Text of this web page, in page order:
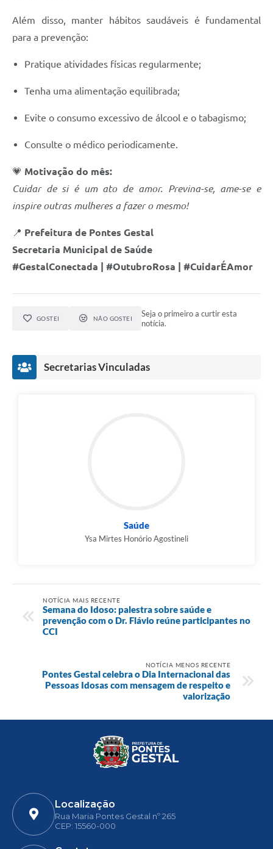
Além disso, manter hábitos saudáveis é fundamental
para a prevenção:
Pratique atividades físicas regularmente;
Tenha uma alimentação equilibrada;
Evite o consumo excessivo de álcool e o tabagismo;
Consulte o médico periodicamente.
💗 Motivação do mês:
Cuidar de si é um ato de amor. Previna-se, ame-se e
inspire outras mulheres a fazer o mesmo!
📍 Prefeitura de Pontes Gestal
Secretaria Municipal de Saúde
#GestalConectada | #OutubroRosa | #CuidarÉAmor
GOSTEI NÃO GOSTEI
Seja o primeiro a curtir esta
notícia.
Secretarias Vinculadas
Saúde
Ysa Mirtes Honório Agostineli
NOTÍCIA MAIS RECENTE
Semana do Idoso: palestra sobre saúde e
prevenção com o Dr. Flávio reúne participantes no
CCI
NOTÍCIA MENOS RECENTE
Pontes Gestal celebra o Dia Internacional das
Pessoas Idosas com mensagem de respeito e
valorização
Localização
Rua Maria Pontes Gestal nº 265
CEP: 15560-000